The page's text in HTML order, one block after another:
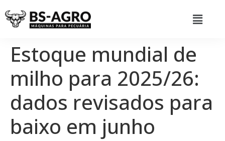
Estoque mundial de
milho para 2025/26:
dados revisados para
baixo em junho